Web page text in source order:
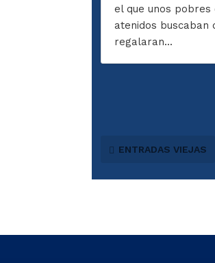
el que unos pobres
atenidos buscaban
regalaran...
ENTRADAS VIEJAS